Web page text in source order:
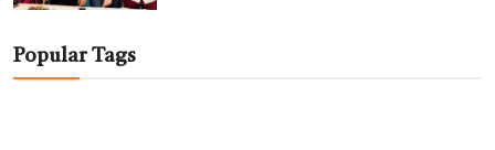
Popular Tags